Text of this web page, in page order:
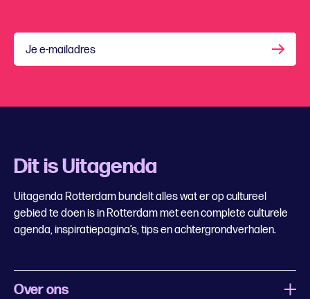
Je e-mailadres
Dit is Uitagenda
Uitagenda Rotterdam bundelt alles wat er op cultureel
gebied te doen is in Rotterdam met een complete culturele
agenda, inspiratiepagina’s, tips en achtergrondverhalen.
Over ons